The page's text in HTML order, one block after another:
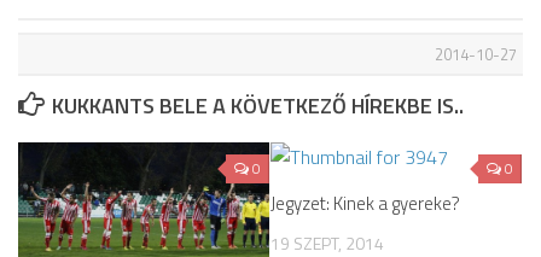
2014-10-27
KUKKANTS BELE A KÖVETKEZŐ HÍREKBE IS..
0 0
Jegyzet: Kinek a gyereke?
19 SZEPT, 2014